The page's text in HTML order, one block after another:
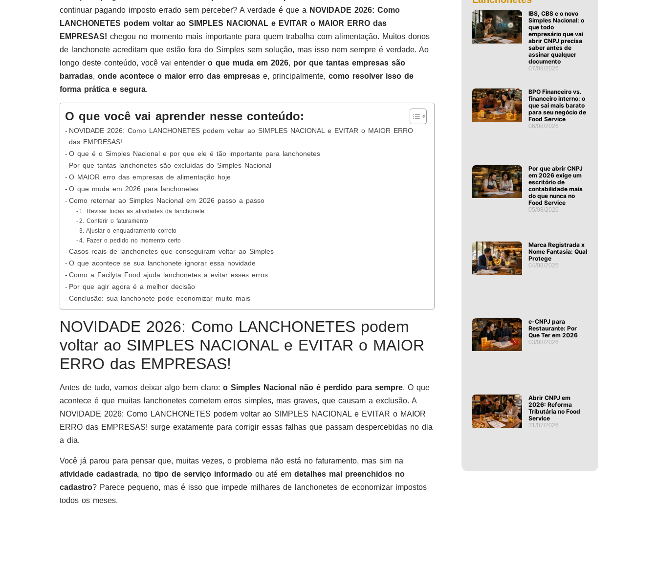
continuar pagando imposto errado sem perceber? A verdade é que a NOVIDADE 2026: Como
LANCHONETES podem voltar ao SIMPLES NACIONAL e EVITAR o MAIOR ERRO das
EMPRESAS! chegou no momento mais importante para quem trabalha com alimentação. Muitos donos
de lanchonete acreditam que estão fora do Simples sem solução, mas isso nem sempre é verdade. Ao
longo deste conteúdo, você vai entender o que muda em 2026, por que tantas empresas são
barradas, onde acontece o maior erro das empresas e, principalmente, como resolver isso de
forma prática e segura.
O que você vai aprender nesse conteúdo:
NOVIDADE 2026: Como LANCHONETES podem voltar ao SIMPLES NACIONAL e EVITAR o MAIOR ERRO
das EMPRESAS!
O que é o Simples Nacional e por que ele é tão importante para lanchonetes
Por que tantas lanchonetes são excluídas do Simples Nacional
O MAIOR erro das empresas de alimentação hoje
O que muda em 2026 para lanchonetes
Como retornar ao Simples Nacional em 2026 passo a passo
1. Revisar todas as atividades da lanchonete
2. Conferir o faturamento
3. Ajustar o enquadramento correto
4. Fazer o pedido no momento certo
Casos reais de lanchonetes que conseguiram voltar ao Simples
O que acontece se sua lanchonete ignorar essa novidade
Como a Facilyta Food ajuda lanchonetes a evitar esses erros
Por que agir agora é a melhor decisão
Conclusão: sua lanchonete pode economizar muito mais
NOVIDADE 2026: Como LANCHONETES podem
voltar ao SIMPLES NACIONAL e EVITAR o MAIOR
ERRO das EMPRESAS!
Antes de tudo, vamos deixar algo bem claro: o Simples Nacional não é perdido para sempre. O que
acontece é que muitas lanchonetes cometem erros simples, mas graves, que causam a exclusão. A
NOVIDADE 2026: Como LANCHONETES podem voltar ao SIMPLES NACIONAL e EVITAR o MAIOR
ERRO das EMPRESAS! surge exatamente para corrigir essas falhas que passam despercebidas no dia
a dia.
Você já parou para pensar que, muitas vezes, o problema não está no faturamento, mas sim na
atividade cadastrada, no tipo de serviço informado ou até em detalhes mal preenchidos no
cadastro? Parece pequeno, mas é isso que impede milhares de lanchonetes de economizar impostos
todos os meses.
IBS, CBS e o novo
Simples Nacional: o
que todo
empresário que vai
abrir CNPJ precisa
saber antes de
assinar qualquer
documento
07/08/2026
BPO Financeiro vs.
financeiro interno: o
que sai mais barato
para seu negócio de
Food Service
06/08/2026
Por que abrir CNPJ
em 2026 exige um
escritório de
contabilidade mais
do que nunca no
Food Service
05/08/2026
Marca Registrada x
Nome Fantasia: Qual
Protege
04/08/2026
e-CNPJ para
Restaurante: Por
Que Ter em 2026
03/08/2026
Abrir CNPJ em
2026: Reforma
Tributária no Food
Service
31/07/2026